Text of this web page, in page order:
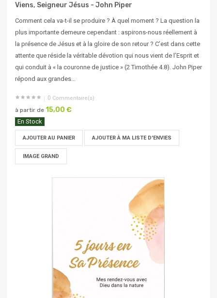
Viens, Seigneur Jésus - John Piper
Comment cela va-t-il se produire ? À quel moment ? La question la
plus importante demeure cependant : aspirons-nous réellement à
la présence de Jésus et à la gloire de son retour ? C’est dans cette
attente que réside la véritable dévotion qui nous vient de l’Esprit et
qui conduit à « la couronne de justice » (2 Timothée 4.8). John Piper
répond aux grandes...
0 Commentaire(s)
à partir de 15,00 €
En Stock
AJOUTER AU PANIER AJOUTER À MA LISTE D'ENVIES
IMAGE GRAND